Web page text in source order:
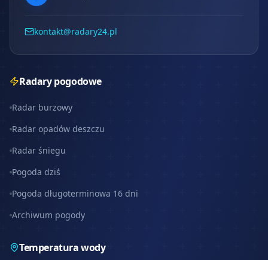
kontakt@radary24.pl
Radary pogodowe
Radar burzowy
Radar opadów deszczu
Radar śniegu
Pogoda dziś
Pogoda długoterminowa 16 dni
Archiwum pogody
Temperatura wody